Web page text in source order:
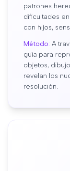
patrones
dificultades
con hijos,
Método: A
guía para
objetos,
revelan los
resolución.